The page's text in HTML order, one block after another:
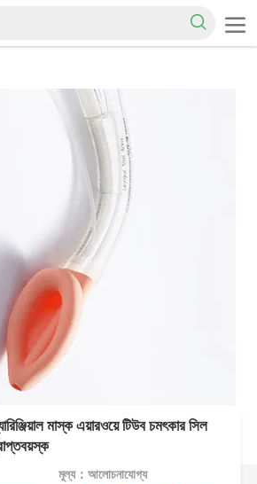
মাস্ক এয়ারওয়ে টিউব চমৎকার সিল
মূল্য：আলোচনাযোগ্য